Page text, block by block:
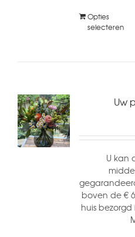
Opties
selecteren
Uw
U kan
boven de €
huis